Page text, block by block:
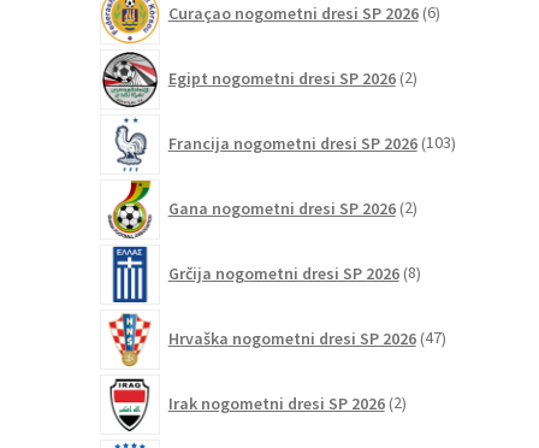
Curaçao nogometni dresi SP 2026 6izdelkov
Egipt nogometni dresi SP 2026 2izdelka
Francija nogometni dresi SP 2026 103izdelki
Gana nogometni dresi SP 2026 2izdelka
Grčija nogometni dresi SP 2026 8izdelkov
Hrvaška nogometni dresi SP 2026 47izdelkov
Irak nogometni dresi SP 2026 2izdelka